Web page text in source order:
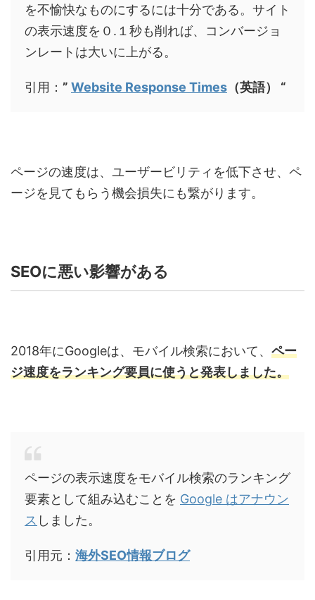
を不愉快なものにするには十分である。サイト
の表示速度を０.１秒も削れば、コンバージョ
ンレートは大いに上がる。
引用： ” Website Response Times （英語） “
ページの速度は、ユーザービリティを低下させ、ペ
ージを見てもらう機会損失にも繋がります。
SEOに悪い影響がある
2018年にGoogleは、モバイル検索において、 ペー
ジ速度をランキング要員に使うと発表しました。
ページの表示速度をモバイル検索のランキング
要素として組み込むことを Google はアナウン
ス しました。
引用元： 海外SEO情報ブログ